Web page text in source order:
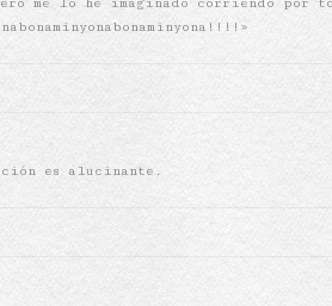
es alucinante.